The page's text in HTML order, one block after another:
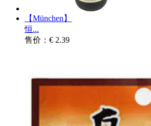
【München】
恒...
售价：€ 2.39